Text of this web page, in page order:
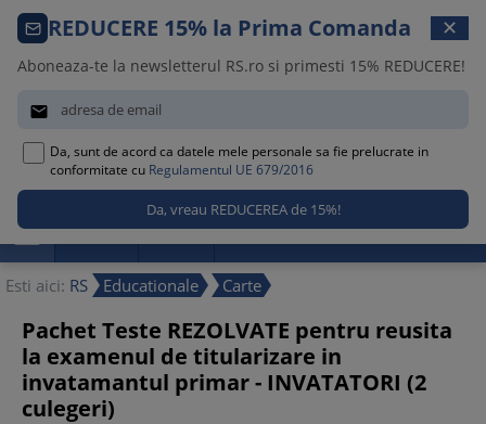
Comanda telefonica · 021 209 45 12

 Promotii Noutati Reduceri
Esti aici: RS Educationale Carte
REDUCERE 15% la Prima Comanda ✕
Aboneaza-te la newsletterul RS.ro si primesti 15% REDUCERE!

Da, sunt de acord ca datele mele personale sa fie prelucrate in
conformitate cu Regulamentul UE 679/2016
Pachet Teste REZOLVATE pentru reusita
la examenul de titularizare in
invatamantul primar - INVATATORI (2
culegeri)